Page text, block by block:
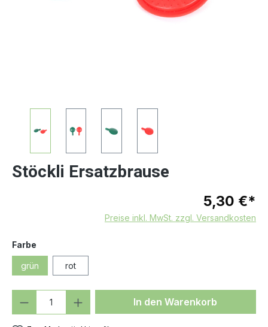
Stöckli Ersatzbrause
5,30 €*
Preise inkl. MwSt. zzgl. Versandkosten
Farbe
grün rot
Produkt Anzahl: Gib denIn den Warenkorb